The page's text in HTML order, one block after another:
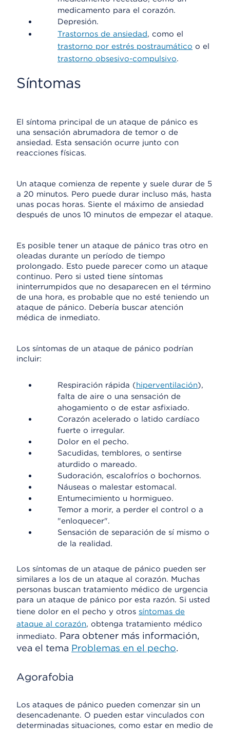
medicamento para el corazón.
Depresión.
Trastornos de ansiedad, como el
trastorno por estrés postraumático o el
trastorno obsesivo-compulsivo.
Síntomas
El síntoma principal de un ataque de pánico es
una sensación abrumadora de temor o de
ansiedad. Esta sensación ocurre junto con
reacciones físicas.
Un ataque comienza de repente y suele durar de 5
a 20 minutos. Pero puede durar incluso más, hasta
unas pocas horas. Siente el máximo de ansiedad
después de unos 10 minutos de empezar el ataque.
Es posible tener un ataque de pánico tras otro en
oleadas durante un período de tiempo
prolongado. Esto puede parecer como un ataque
continuo. Pero si usted tiene síntomas
ininterrumpidos que no desaparecen en el término
de una hora, es probable que no esté teniendo un
ataque de pánico. Debería buscar atención
médica de inmediato.
Los síntomas de un ataque de pánico podrían
incluir:
Respiración rápida (hiperventilación),
falta de aire o una sensación de
ahogamiento o de estar asfixiado.
Corazón acelerado o latido cardíaco
fuerte o irregular.
Dolor en el pecho.
Sacudidas, temblores, o sentirse
aturdido o mareado.
Sudoración, escalofríos o bochornos.
Náuseas o malestar estomacal.
Entumecimiento u hormigueo.
Temor a morir, a perder el control o a
"enloquecer".
Sensación de separación de sí mismo o
de la realidad.
Los síntomas de un ataque de pánico pueden ser
similares a los de un ataque al corazón. Muchas
personas buscan tratamiento médico de urgencia
para un ataque de pánico por esta razón. Si usted
tiene dolor en el pecho y otros síntomas de
ataque al corazón, obtenga tratamiento médico
inmediato. Para obtener más información,
vea el tema Problemas en el pecho.
Agorafobia
Los ataques de pánico pueden comenzar sin un
desencadenante. O pueden estar vinculados con
determinadas situaciones, como estar en medio de